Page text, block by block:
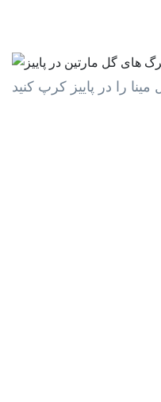
را در پاییز کرپ کنید